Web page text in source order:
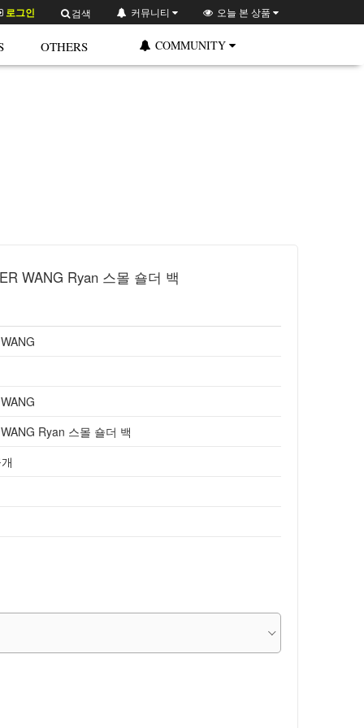
로그인 검색 커뮤니티 오늘 본 상품
OTHERS COMMUNITY
WANG Ryan 스몰 숄더 백
Ryan 스몰 숄더 백